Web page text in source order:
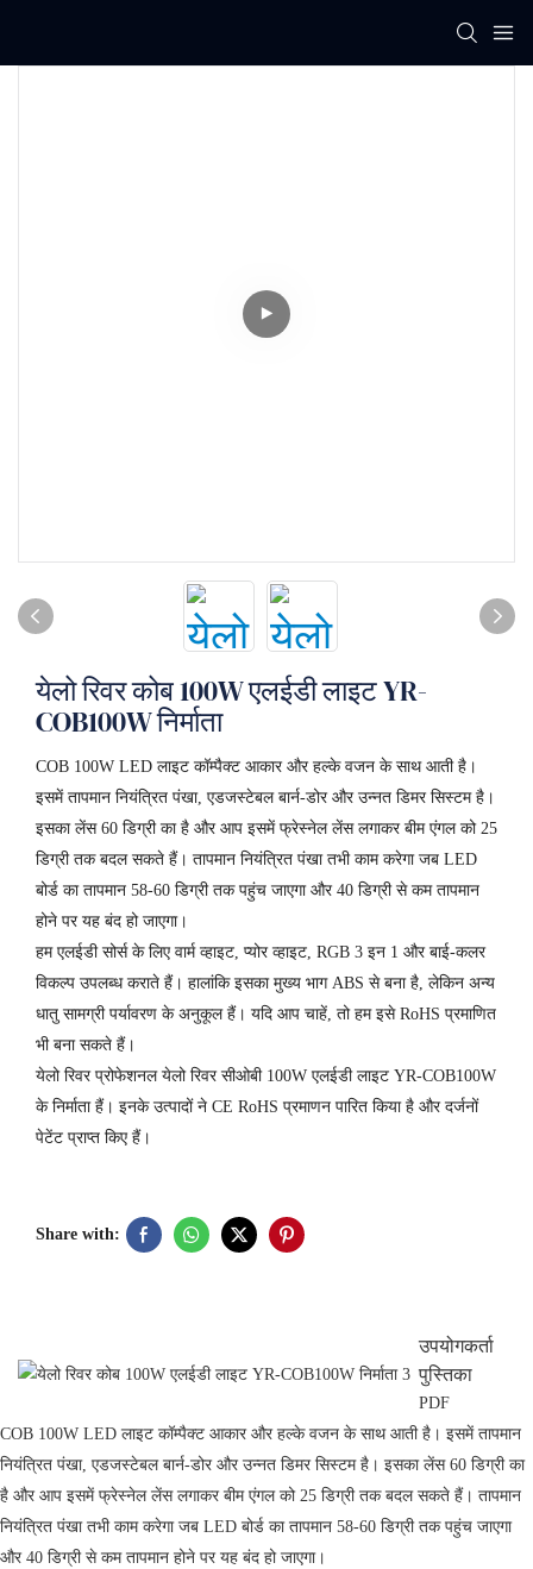
येलो रिवर कोब 100W एलईडी लाइट YR-
COB100W निर्माता
COB 100W LED लाइट कॉम्पैक्ट आकार और हल्के वजन के साथ आती है।
इसमें तापमान नियंत्रित पंखा, एडजस्टेबल बार्न-डोर और उन्नत डिमर सिस्टम है।
इसका लेंस 60 डिग्री का है और आप इसमें फ्रेस्नेल लेंस लगाकर बीम एंगल को 25
डिग्री तक बदल सकते हैं। तापमान नियंत्रित पंखा तभी काम करेगा जब LED
बोर्ड का तापमान 58-60 डिग्री तक पहुंच जाएगा और 40 डिग्री से कम तापमान
होने पर यह बंद हो जाएगा।
हम एलईडी सोर्स के लिए वार्म व्हाइट, प्योर व्हाइट, RGB 3 इन 1 और बाई-कलर
विकल्प उपलब्ध कराते हैं। हालांकि इसका मुख्य भाग ABS से बना है, लेकिन अन्य
धातु सामग्री पर्यावरण के अनुकूल हैं। यदि आप चाहें, तो हम इसे RoHS प्रमाणित
भी बना सकते हैं।
येलो रिवर प्रोफेशनल येलो रिवर सीओबी 100W एलईडी लाइट YR-COB100W
के निर्माता हैं। इनके उत्पादों ने CE RoHS प्रमाणन पारित किया है और दर्जनों
पेटेंट प्राप्त किए हैं।
Share with:
उपयोगकर्ता
पुस्तिका
PDF
COB 100W LED लाइट कॉम्पैक्ट आकार और हल्के वजन के साथ आती है। इसमें तापमान
नियंत्रित पंखा, एडजस्टेबल बार्न-डोर और उन्नत डिमर सिस्टम है। इसका लेंस 60 डिग्री का
है और आप इसमें फ्रेस्नेल लेंस लगाकर बीम एंगल को 25 डिग्री तक बदल सकते हैं। तापमान
नियंत्रित पंखा तभी काम करेगा जब LED बोर्ड का तापमान 58-60 डिग्री तक पहुंच जाएगा
और 40 डिग्री से कम तापमान होने पर यह बंद हो जाएगा।